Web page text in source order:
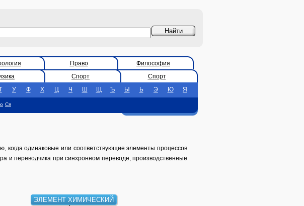
Право
Философия
Спорт
Спорт
У Ф Х Ц Ч Ш Щ Ъ Ы Ь Э Ю Я
Ся
одинаковые или соответствующие элементы процессов
и переводчика при синхронном переводе, производственные
ЭЛЕМЕНТ ХИМИЧЕСКИЙ